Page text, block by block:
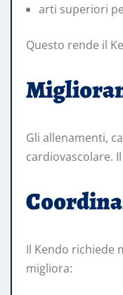
arti superiori
Questo rende il
Gli allenamenti,
cardiovascolare.
Il Kendo richiede
migliora: